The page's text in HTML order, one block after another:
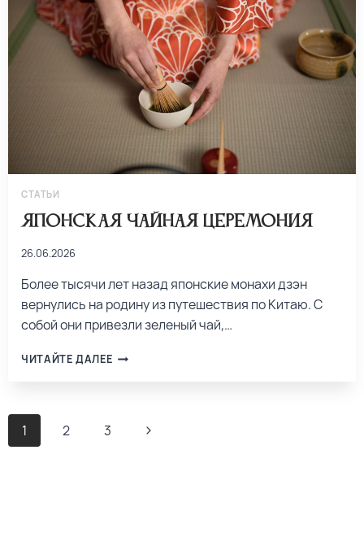
СТАТЬИ
Японская чайная церемония
26.06.2026
Более тысячи лет назад японские монахи дзэн
вернулись на родину из путешествия по Китаю. С
собой они привезли зеленый чай,…
ЧИТАЙТЕ ДАЛЕЕ
1 2 3